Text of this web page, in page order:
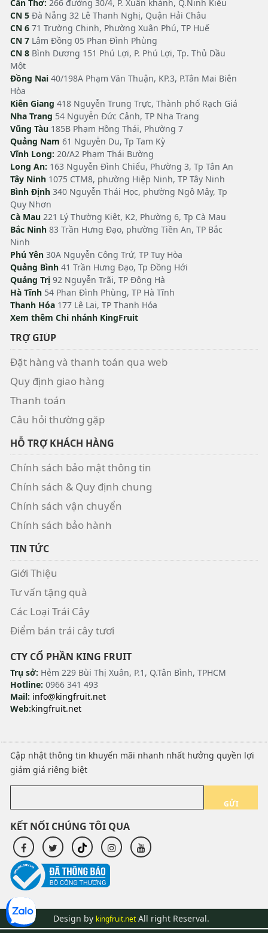
Cần Thơ: 266 đường 30/4, P. Xuân khánh, Q.Ninh Kiều
CN 5 Đà Nẵng 32 Lê Thanh Nghị, Quận Hải Châu
CN 6 71 Trường Chinh, Phường Xuân Phú, TP Huế
CN 7 Lâm Đồng 05 Phan Đình Phùng
CN 8 Bình Dương 151 Phú Lợi, P. Phú Lợi, Tp. Thủ Dầu
Một
Đồng Nai 40/198A Phạm Văn Thuận, KP.3, P.Tân Mai Biên
Hòa
Kiên Giang 418 Nguyễn Trung Trực, Thành phố Rạch Giá
Nha Trang 54 Nguyễn Đức Cảnh, TP Nha Trang
Vũng Tàu 185B Phạm Hồng Thái, Phường 7
Quảng Nam 61 Nguyễn Du, Tp Tam Kỳ
Vĩnh Long: 20/A2 Phạm Thái Bường
Long An: 163 Nguyễn Đình Chiểu, Phường 3, Tp Tân An
Tây Ninh 1075 CTM8, phường Hiệp Ninh, TP Tây Ninh
Bình Định 340 Nguyễn Thái Học, phường Ngô Mây, Tp
Quy Nhơn
Cà Mau 221 Lý Thường Kiệt, K2, Phường 6, Tp Cà Mau
Bắc Ninh 83 Trần Hưng Đạo, phường Tiền An, TP Bắc
Ninh
Phú Yên 30A Nguyễn Công Trứ, TP Tuy Hòa
Quảng Bình 41 Trần Hưng Đạo, Tp Đồng Hới
Quảng Trị 92 Nguyễn Trãi, TP Đông Hà
Hà Tĩnh 54 Phan Đình Phùng, TP Hà Tĩnh
Thanh Hóa 177 Lê Lai, TP Thanh Hóa
Xem thêm Chi nhánh KingFruit
TRỢ GIÚP
Đặt hàng và thanh toán qua web
Quy định giao hàng
Thanh toán
Câu hỏi thường gặp
HỖ TRỢ KHÁCH HÀNG
Chính sách bảo mật thông tin
Chính sách & Quy định chung
Chính sách vận chuyển
Chính sách bảo hành
TIN TỨC
Giới Thiệu
Tư vấn tặng quà
Các Loại Trái Cây
Điểm bán trái cây tươi
CTY CỔ PHẦN KING FRUIT
Trụ sở: Hẻm 229 Bùi Thị Xuân, P.1, Q.Tân Bình, TPHCM
Hotline: 0966 341 493
Mail: info@kingfruit.net
Web:kingfruit.net
Cập nhật thông tin khuyến mãi nhanh nhất hưởng quyền lợi
giảm giá riêng biệt
GỬI
KẾT NỐI CHÚNG TÔI QUA
Design by kingfruit.netAll right Reserval.